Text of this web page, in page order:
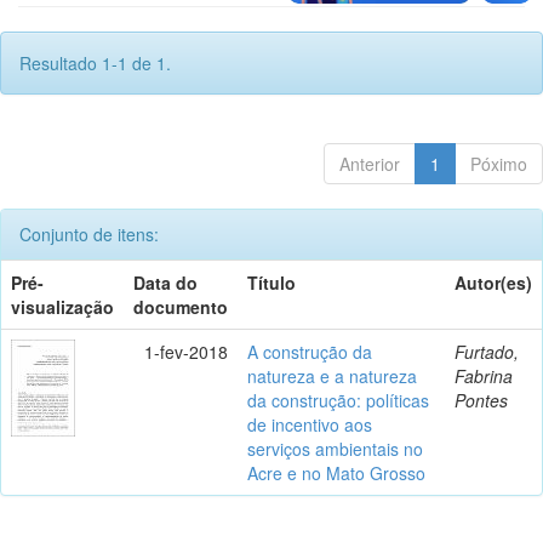
Resultado 1-1 de 1.
Anterior 1 Póximo
Conjunto de itens:
Pré-
visualização
Data do
documento
Título Autor(es)
1-fev-2018
A construção da
natureza e a natureza
da construção: políticas
de incentivo aos
serviços ambientais no
Acre e no Mato Grosso
Furtado,
Fabrina
Pontes